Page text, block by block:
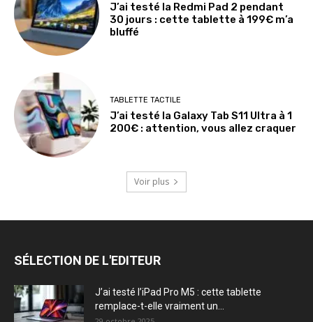
J’ai testé la Redmi Pad 2 pendant
30 jours : cette tablette à 199€ m’a
bluffé
TABLETTE TACTILE
J’ai testé la Galaxy Tab S11 Ultra à 1
200€ : attention, vous allez craquer
Voir plus
SÉLECTION DE L'EDITEUR
J’ai testé l’iPad Pro M5 : cette tablette
remplace-t-elle vraiment un...